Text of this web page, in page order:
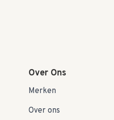
Over Ons
Merken
Over ons